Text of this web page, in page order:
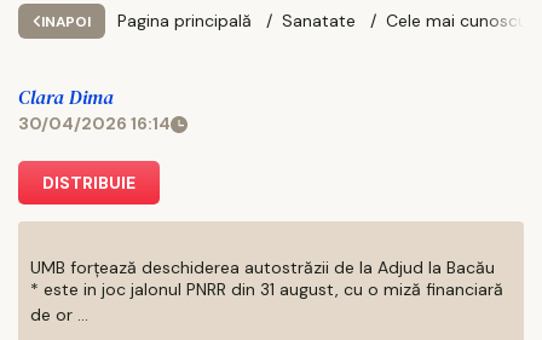
INAPOI Pagina principală Sanatate
Clara Dima
30/04/2026 16:14
DISTRIBUIE
UMB forțează deschiderea autostrăzii de la Adjud la Bacău
* este in joc jalonul PNRR din 31 august, cu o miză financiară
de or ...